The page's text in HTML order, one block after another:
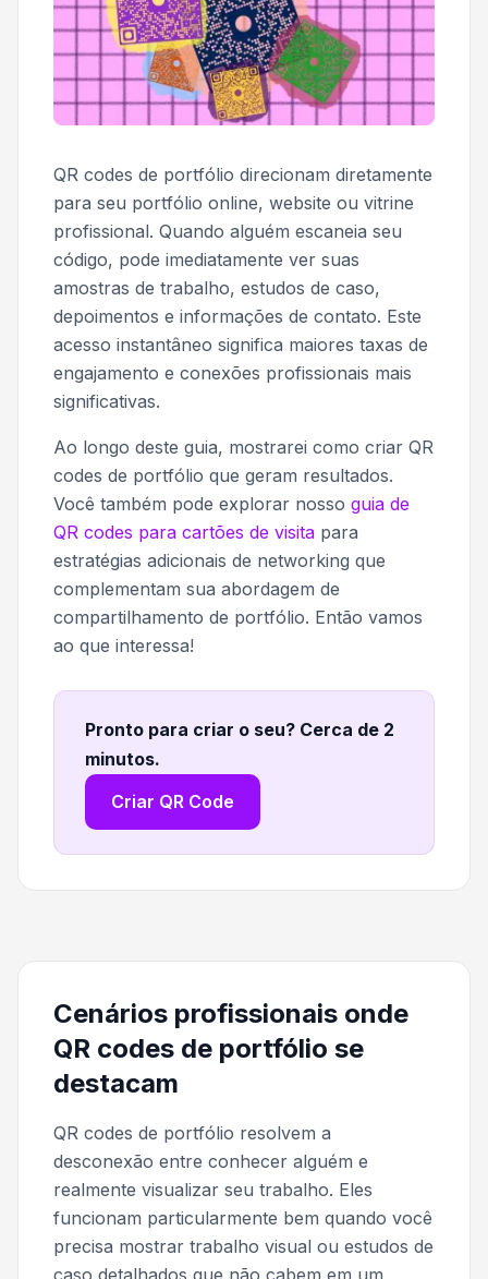
QR codes de portfólio direcionam diretamente
para seu portfólio online, website ou vitrine
profissional. Quando alguém escaneia seu
código, pode imediatamente ver suas
amostras de trabalho, estudos de caso,
depoimentos e informações de contato. Este
acesso instantâneo significa maiores taxas de
engajamento e conexões profissionais mais
significativas.
Ao longo deste guia, mostrarei como criar QR
codes de portfólio que geram resultados.
Você também pode explorar nosso guia de
QR codes para cartões de visita para
estratégias adicionais de networking que
complementam sua abordagem de
compartilhamento de portfólio. Então vamos
ao que interessa!
Pronto para criar o seu? Cerca de 2
minutos.
Criar QR Code
Cenários profissionais onde
QR codes de portfólio se
destacam
QR codes de portfólio resolvem a
desconexão entre conhecer alguém e
realmente visualizar seu trabalho. Eles
funcionam particularmente bem quando você
precisa mostrar trabalho visual ou estudos de